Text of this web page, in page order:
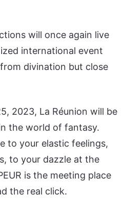
will once again live
international event
divination but close
2023, La Réunion will be
the world of fantasy.
to your elastic feelings,
to your dazzle at the
is the meeting place
the real click.